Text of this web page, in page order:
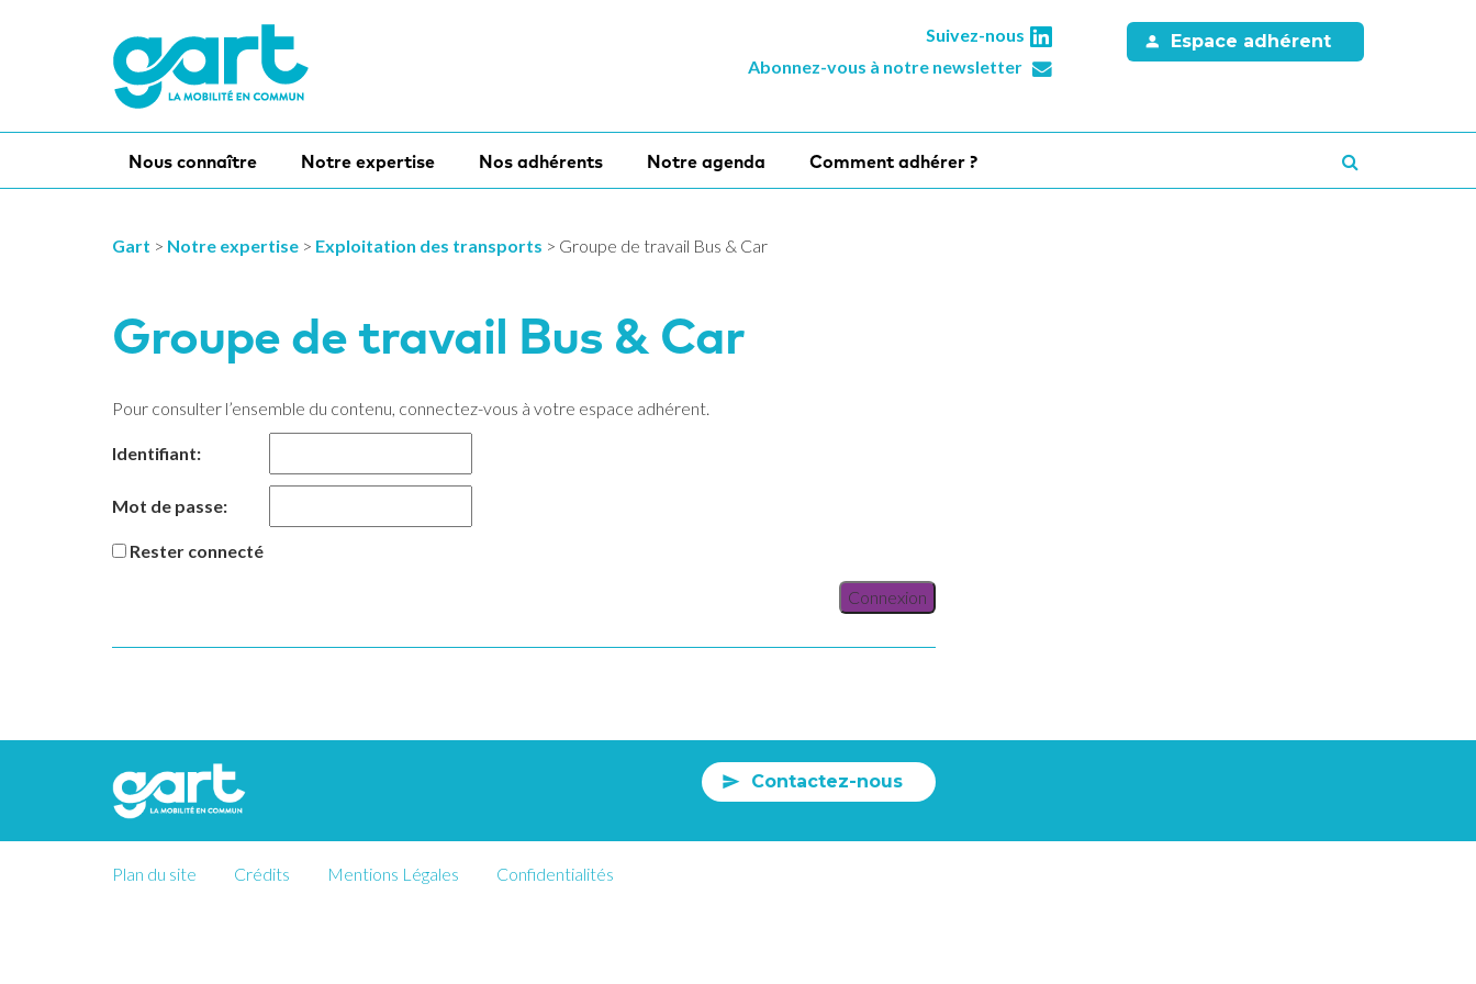
Suivez-nous
Abonnez-vous à notre newsletter
Espace adhérent
Nous connaître Notre expertise Nos adhérents Notre agenda Comment adhérer ?
Gart > Notre expertise > Exploitation des transports > Groupe de travail Bus & Car
Groupe de travail Bus & Car
Pour consulter l’ensemble du contenu, connectez-vous à votre espace adhérent.
Identifiant:
Mot de passe:
Rester connecté
Connexion
Contactez-nous
Plan du site Crédits Mentions Légales Confidentialités